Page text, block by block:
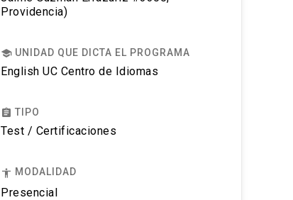
Providencia)
school UNIDAD QUE DICTA EL PROGRAMA
English UC Centro de Idiomas
assignment TIPO
Test / Certificaciones
accessibility MODALIDAD
Presencial